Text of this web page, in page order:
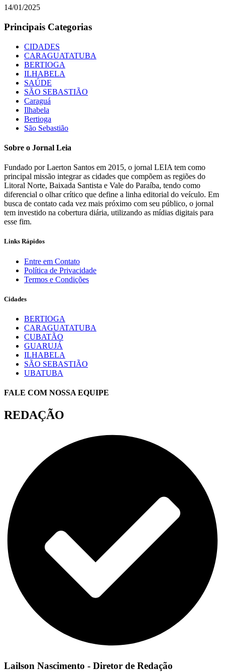
14/01/2025
Principais Categorias
CIDADES
CARAGUATATUBA
BERTIOGA
ILHABELA
SAÚDE
SÃO SEBASTIÃO
Caraguá
Ilhabela
Bertioga
São Sebastião
Sobre o Jornal Leia
Fundado por Laerton Santos em 2015, o jornal LEIA tem como
principal missão integrar as cidades que compõem as regiões do
Litoral Norte, Baixada Santista e Vale do Paraíba, tendo como
diferencial o olhar crítico que define a linha editorial do veículo. Em
busca de contato cada vez mais próximo com seu público, o jornal
tem investido na cobertura diária, utilizando as mídias digitais para
esse fim.
Links Rápidos
Entre em Contato
Política de Privacidade
Termos e Condições
Cidades
BERTIOGA
CARAGUATATUBA
CUBATÃO
GUARUJÁ
ILHABELA
SÃO SEBASTIÃO
UBATUBA
FALE COM NOSSA EQUIPE
REDAÇÃO
Lailson Nascimento - Diretor de Redação